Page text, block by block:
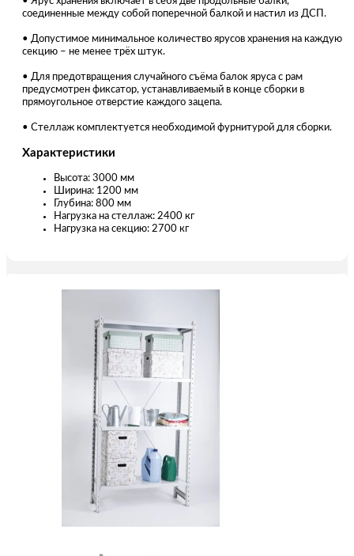
соединенные между собой поперечной балкой и настил из ДСП.
• Допустимое минимальное количество ярусов хранения на каждую
секцию – не менее трёх штук.
• Для предотвращения случайного съёма балок яруса с рам
предусмотрен фиксатор, устанавливаемый в конце сборки в
прямоугольное отверстие каждого зацепа.
• Стеллаж комплектуется необходимой фурнитурой для сборки.
Характеристики
Высота: 3000 мм
Ширина: 1200 мм
Глубина: 800 мм
Нагрузка на стеллаж: 2400 кг
Нагрузка на секцию: 2700 кг